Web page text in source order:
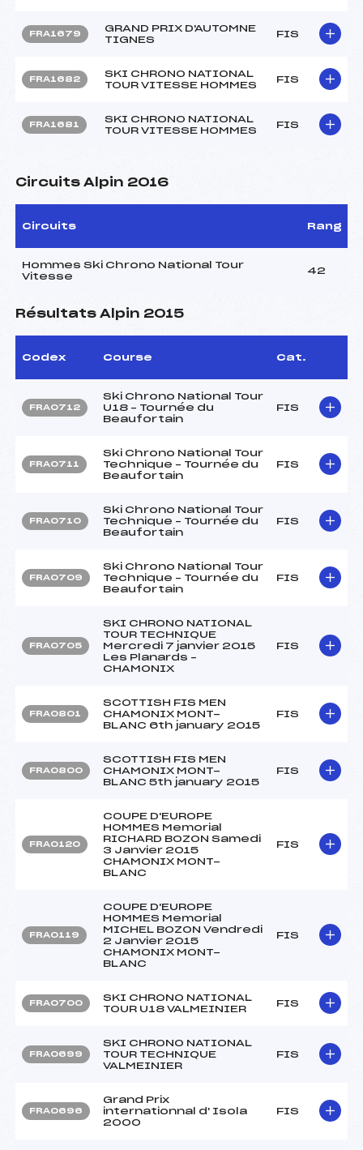
FRA1679
GRAND PRIX D'AUTOMNE
TIGNES
FIS
FRA1682
SKI CHRONO NATIONAL
TOUR VITESSE HOMMES
FIS
FRA1681
SKI CHRONO NATIONAL
TOUR VITESSE HOMMES
FIS
Circuits Alpin 2016
Circuits Rang
Hommes Ski Chrono National Tour
Vitesse
42
Résultats Alpin 2015
Codex Course Cat.
FRA0712
Ski Chrono National Tour
U18 – Tournée du
Beaufortain
FIS
FRA0711
Ski Chrono National Tour
Technique – Tournée du
Beaufortain
FIS
FRA0710
Ski Chrono National Tour
Technique – Tournée du
Beaufortain
FIS
FRA0709
Ski Chrono National Tour
Technique – Tournée du
Beaufortain
FIS
FRA0705
SKI CHRONO NATIONAL
TOUR TECHNIQUE
Mercredi 7 janvier 2015
Les Planards –
CHAMONIX
FIS
FRA0801
SCOTTISH FIS MEN
CHAMONIX MONT-
BLANC 6th january 2015
FIS
FRA0800
SCOTTISH FIS MEN
CHAMONIX MONT-
BLANC 5th january 2015
FIS
FRA0120
COUPE D'EUROPE
HOMMES Memorial
RICHARD BOZON Samedi
3 Janvier 2015
CHAMONIX MONT-
BLANC
FIS
FRA0119
COUPE D'EUROPE
HOMMES Memorial
MICHEL BOZON Vendredi
2 Janvier 2015
CHAMONIX MONT-
BLANC
FIS
FRA0700
SKI CHRONO NATIONAL
TOUR U18 VALMEINIER
FIS
FRA0699
SKI CHRONO NATIONAL
TOUR TECHNIQUE
VALMEINIER
FIS
FRA0696
Grand Prix
internationnal d' Isola
2000
FIS